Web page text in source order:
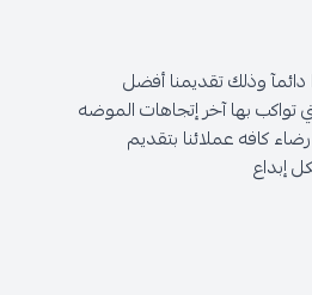
وذلك تقديمنا أفضل
تواكب بها آخر إتجاهات الموضه
كافه عملائنا بتقديم
إبداع